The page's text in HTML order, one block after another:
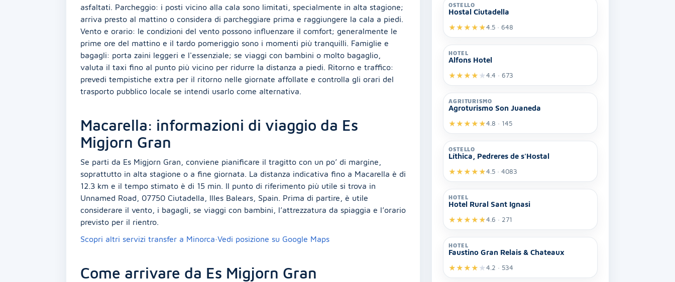
asfaltati. Parcheggio: i posti vicino alla cala sono limitati, specialmente in alta stagione;
arriva presto al mattino o considera di parcheggiare prima e raggiungere la cala a piedi.
Vento e orario: le condizioni del vento possono influenzare il comfort; generalmente le
prime ore del mattino e il tardo pomeriggio sono i momenti più tranquilli. Famiglie e
bagagli: porta zaini leggeri e l'essenziale; se viaggi con bambini o molto bagaglio,
valuta il taxi fino al punto più vicino per ridurre la distanza a piedi. Ritorno e traffico:
prevedi tempistiche extra per il ritorno nelle giornate affollate e controlla gli orari del
trasporto pubblico locale se intendi usarlo come alternativa.
Macarella: informazioni di viaggio da Es
Migjorn Gran
Se parti da Es Migjorn Gran, conviene pianificare il tragitto con un po’ di margine,
soprattutto in alta stagione o a fine giornata. La distanza indicativa fino a Macarella è di
12.3 km e il tempo stimato è di 15 min. Il punto di riferimento più utile si trova in
Unnamed Road, 07750 Ciutadella, Illes Balears, Spain. Prima di partire, è utile
considerare il vento, i bagagli, se viaggi con bambini, l’attrezzatura da spiaggia e l’orario
previsto per il rientro.
Scopri altri servizi transfer a Minorca·Vedi posizione su Google Maps
Come arrivare da Es Migjorn Gran
OSTELLO
Hostal Ciutadella
★★★★★4.5 · 648
HOTEL
Alfons Hotel
★★★★ ★4.4 · 673
AGRITURISMO
Agroturismo Son Juaneda
★★★★★4.8 · 145
OSTELLO
Líthica, Pedreres de s'Hostal
★★★★★4.5 · 4083
HOTEL
Hotel Rural Sant Ignasi
★★★★★4.6 · 271
HOTEL
Faustino Gran Relais & Chateaux
★★★★ ★4.2 · 534